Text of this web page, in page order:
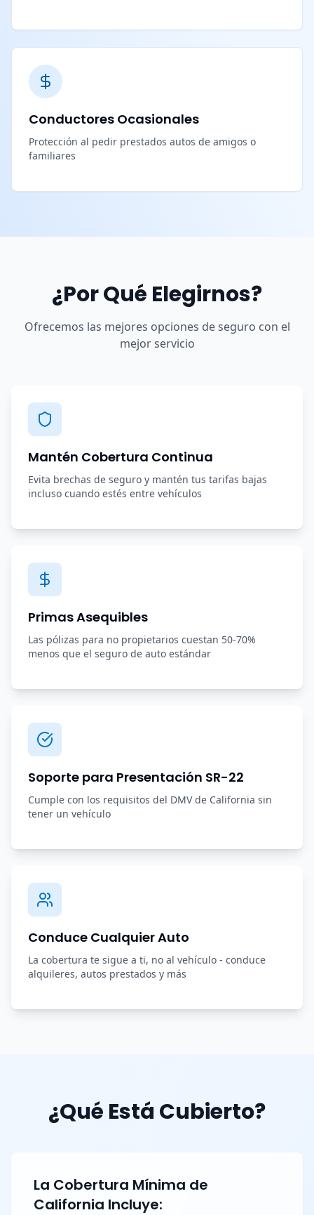
Conductores Ocasionales
Protección al pedir prestados autos de amigos o
familiares
¿Por Qué Elegirnos?
Ofrecemos las mejores opciones de seguro con el
mejor servicio
Mantén Cobertura Continua
Evita brechas de seguro y mantén tus tarifas bajas
incluso cuando estés entre vehículos
Primas Asequibles
Las pólizas para no propietarios cuestan 50-70%
menos que el seguro de auto estándar
Soporte para Presentación SR-22
Cumple con los requisitos del DMV de California sin
tener un vehículo
Conduce Cualquier Auto
La cobertura te sigue a ti, no al vehículo - conduce
alquileres, autos prestados y más
¿Qué Está Cubierto?
La Cobertura Mínima de
California Incluye: